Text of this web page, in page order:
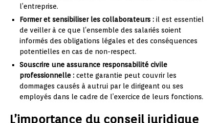
l’entreprise.
Former et sensibiliser les collaborateurs : il est essentiel
de veiller à ce que l’ensemble des salariés soient
informés des obligations légales et des conséquences
potentielles en cas de non-respect.
Souscrire une assurance responsabilité civile
professionnelle : cette garantie peut couvrir les
dommages causés à autrui par le dirigeant ou ses
employés dans le cadre de l’exercice de leurs fonctions.
L’importance du conseil juridique